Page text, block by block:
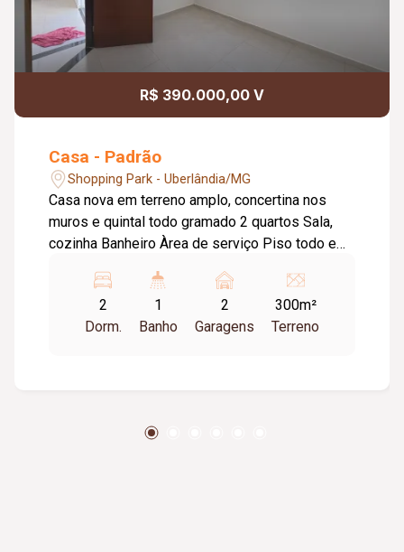
R$ 390.000,00 V
Casa - Padrão
Shopping Park - Uberlândia/MG
Casa nova em terreno amplo, concertina nos
muros e quintal todo gramado 2 quartos Sala,
cozinha Banheiro Àrea de serviço Piso todo em
2
Dorm.
1
Banho
2
Garagens
300m²
Terreno